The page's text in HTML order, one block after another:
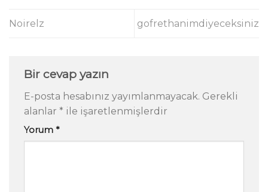
Noirelz gofrethanimdiyeceksiniz
Bir cevap yazın
E-posta hesabınız yayımlanmayacak. Gerekli
alanlar * ile işaretlenmişlerdir
Yorum *